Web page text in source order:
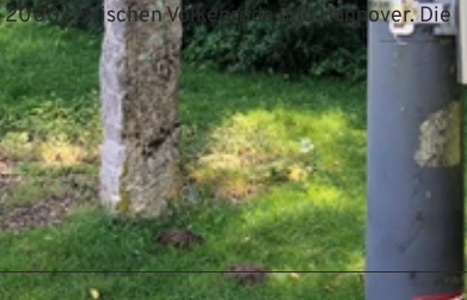
zwischen Volkenroda und Hannover. Die